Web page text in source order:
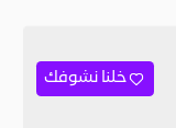
خلنا نشوفك